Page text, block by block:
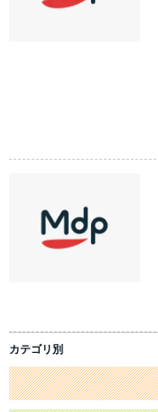
カテゴリ別